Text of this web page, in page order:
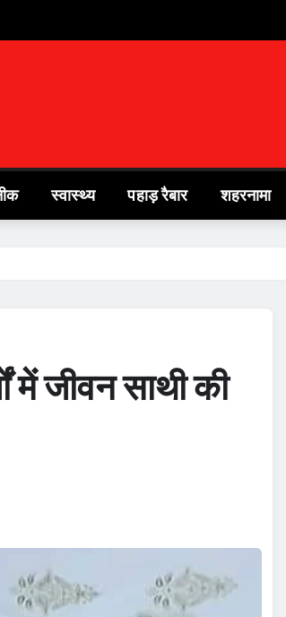
स्वास्थ्य पहाड़ रैबार शहरनामा
जीवन साथी की